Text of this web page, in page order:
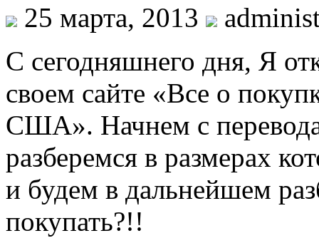
25 марта, 2013
С сегодняшнего дня, Я
своем сайте «Все о
США». Начнем с
разберемся в размерах
и будем в дальнейшем
покупать?!!